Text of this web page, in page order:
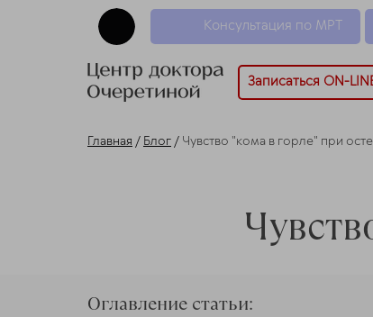
Консультация по МРТ
Записаться ON-
Главная / Блог / Чувство "кома в горле" при
Оглавление статьи: